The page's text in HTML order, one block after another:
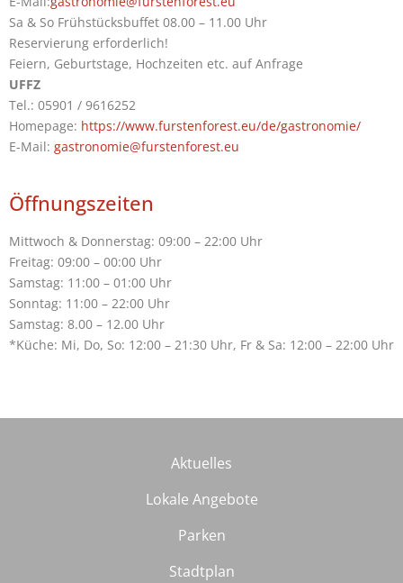
Sa & So Frühstücksbuffet 08.00 – 11.00 Uhr
Reservierung erforderlich!
Feiern, Geburtstage, Hochzeiten etc. auf Anfrage
UFFZ
Tel.: 05901 / 9616252
Homepage: https://www.furstenforest.eu/de/gastronomie/
E-Mail: gastronomie@furstenforest.eu
Öffnungszeiten
Mittwoch & Donnerstag: 09:00 – 22:00 Uhr
Freitag: 09:00 – 00:00 Uhr
Samstag: 11:00 – 01:00 Uhr
Sonntag: 11:00 – 22:00 Uhr
Samstag: 8.00 – 12.00 Uhr
*Küche: Mi, Do, So: 12:00 – 21:30 Uhr, Fr & Sa: 12:00 – 22:00 Uhr
Aktuelles
Lokale Angebote
Parken
Stadtplan